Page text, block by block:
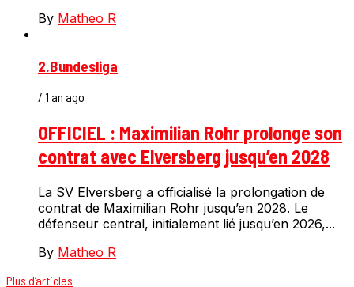
By Matheo R
2.Bundesliga
/ 1 an ago
OFFICIEL : Maximilian Rohr prolonge son
contrat avec Elversberg jusqu’en 2028
La SV Elversberg a officialisé la prolongation de
contrat de Maximilian Rohr jusqu’en 2028. Le
défenseur central, initialement lié jusqu’en 2026,...
By Matheo R
Plus d’articles